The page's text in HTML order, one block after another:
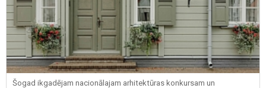
Šogad ikgadējam nacionālajam arhitektūras konkursam un